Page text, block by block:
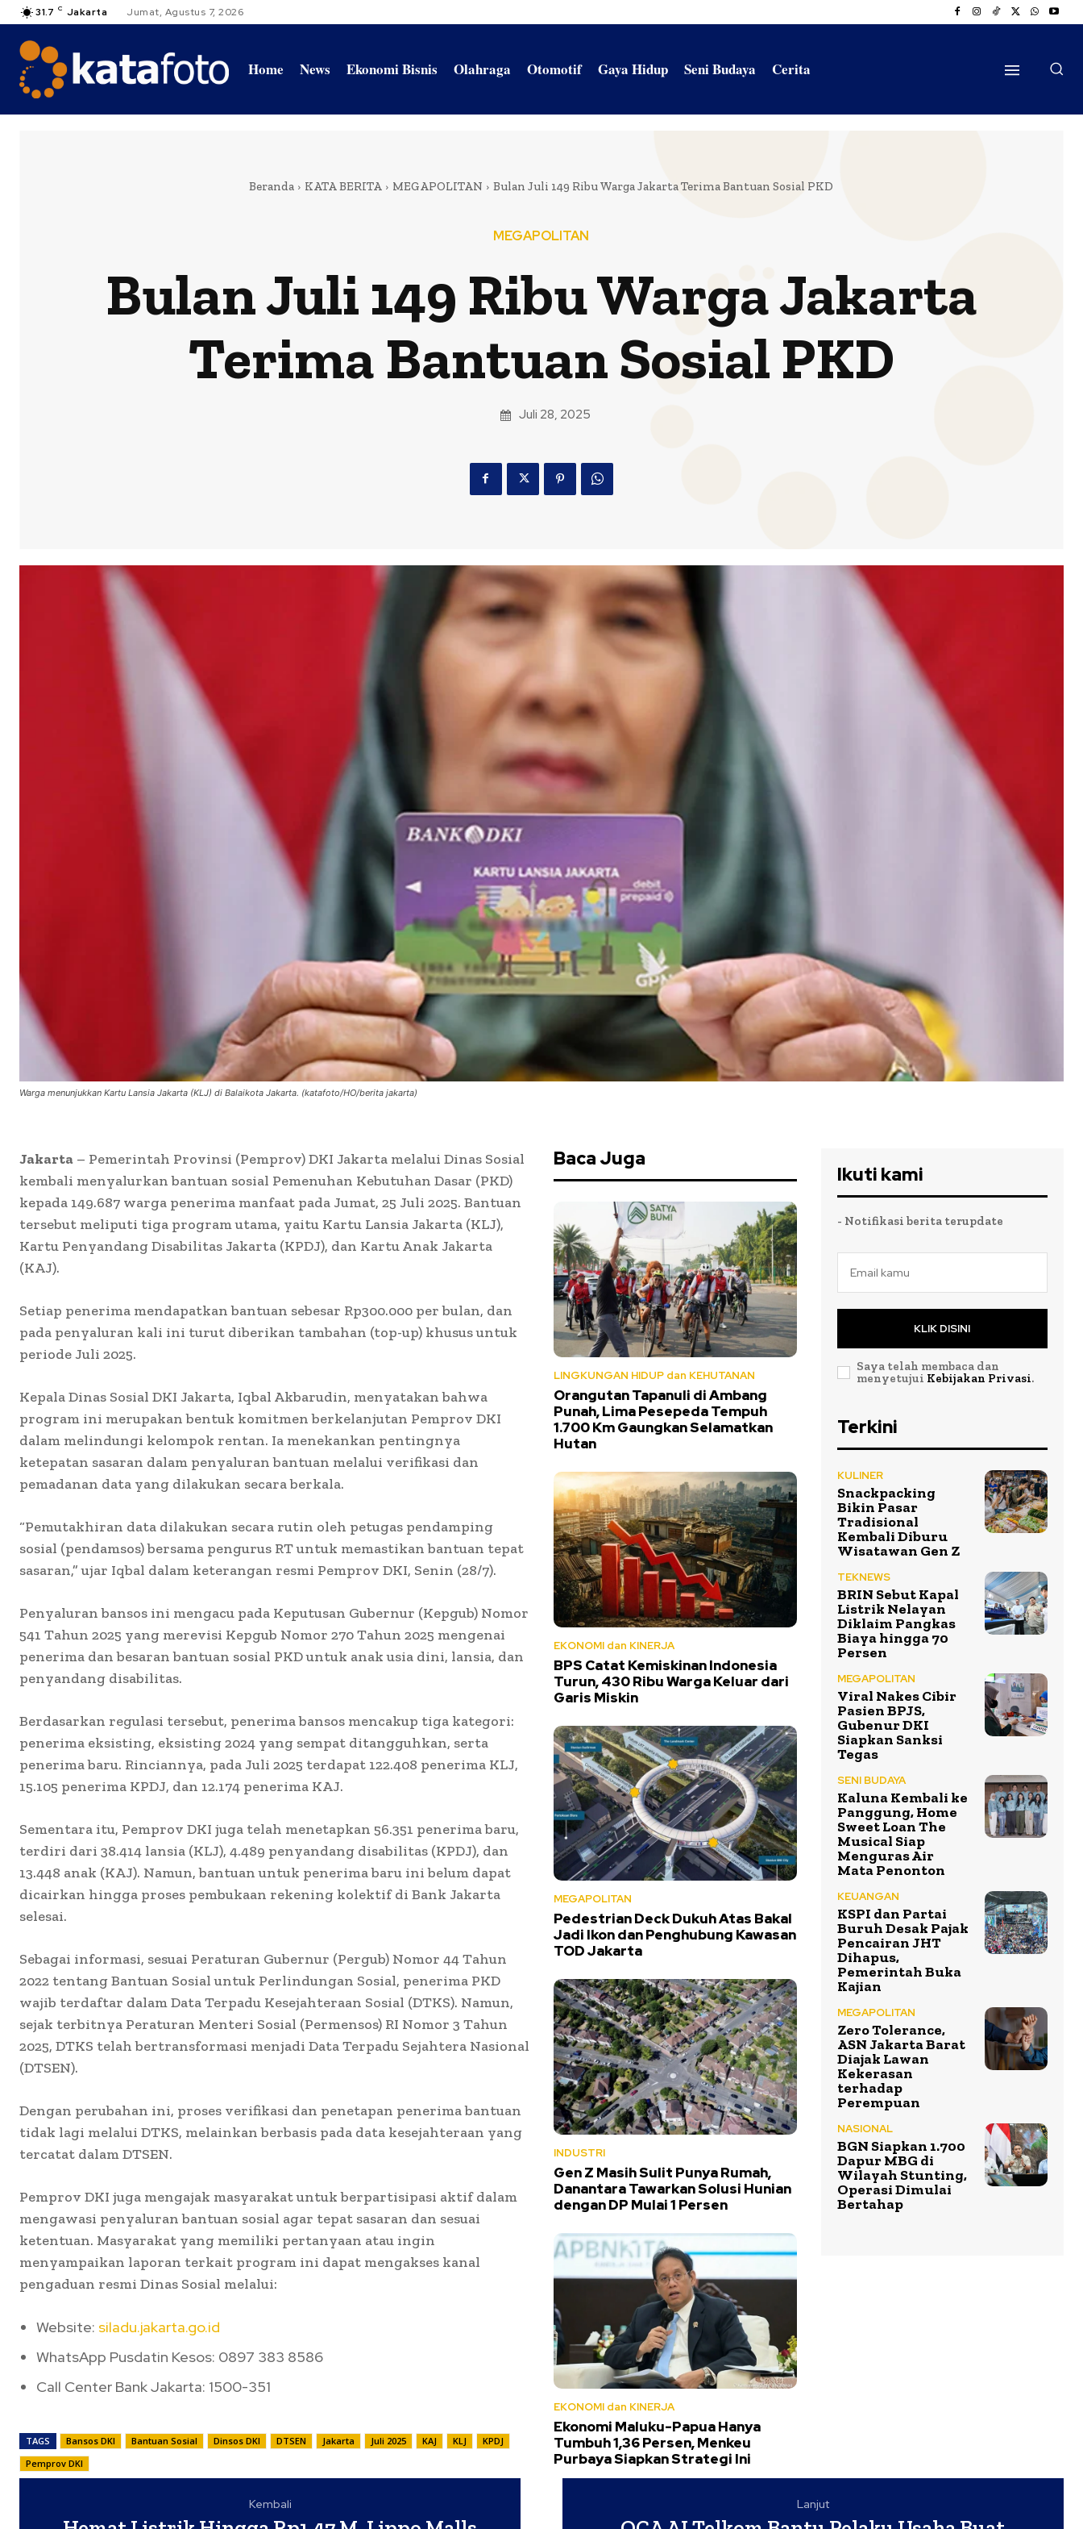
31.7 C Jakarta Jumat, Agustus 7, 2026
Home News Ekonomi Bisnis Olahraga Otomotif Gaya Hidup Seni Budaya Cerita
Beranda KATA BERITA MEGAPOLITAN Bulan Juli 149 Ribu Warga Jakarta Terima Bantuan Sosial PKD
MEGAPOLITAN
Bulan Juli 149 Ribu Warga Jakarta
Terima Bantuan Sosial PKD
Juli 28, 2025
Warga menunjukkan Kartu Lansia Jakarta (KLJ) di Balaikota Jakarta. (katafoto/HO/berita jakarta)
Jakarta – Pemerintah Provinsi (Pemprov) DKI Jakarta melalui Dinas Sosial
kembali menyalurkan bantuan sosial Pemenuhan Kebutuhan Dasar (PKD)
kepada 149.687 warga penerima manfaat pada Jumat, 25 Juli 2025. Bantuan
tersebut meliputi tiga program utama, yaitu Kartu Lansia Jakarta (KLJ),
Kartu Penyandang Disabilitas Jakarta (KPDJ), dan Kartu Anak Jakarta
(KAJ).
Setiap penerima mendapatkan bantuan sebesar Rp300.000 per bulan, dan
pada penyaluran kali ini turut diberikan tambahan (top-up) khusus untuk
periode Juli 2025.
Kepala Dinas Sosial DKI Jakarta, Iqbal Akbarudin, menyatakan bahwa
program ini merupakan bentuk komitmen berkelanjutan Pemprov DKI
dalam melindungi kelompok rentan. Ia menekankan pentingnya
ketepatan sasaran dalam penyaluran bantuan melalui verifikasi dan
pemadanan data yang dilakukan secara berkala.
“Pemutakhiran data dilakukan secara rutin oleh petugas pendamping
sosial (pendamsos) bersama pengurus RT untuk memastikan bantuan tepat
sasaran,” ujar Iqbal dalam keterangan resmi Pemprov DKI, Senin (28/7).
Penyaluran bansos ini mengacu pada Keputusan Gubernur (Kepgub) Nomor
541 Tahun 2025 yang merevisi Kepgub Nomor 270 Tahun 2025 mengenai
penerima dan besaran bantuan sosial PKD untuk anak usia dini, lansia, dan
penyandang disabilitas.
Berdasarkan regulasi tersebut, penerima bansos mencakup tiga kategori:
penerima eksisting, eksisting 2024 yang sempat ditangguhkan, serta
penerima baru. Rinciannya, pada Juli 2025 terdapat 122.408 penerima KLJ,
15.105 penerima KPDJ, dan 12.174 penerima KAJ.
Sementara itu, Pemprov DKI juga telah menetapkan 56.351 penerima baru,
terdiri dari 38.414 lansia (KLJ), 4.489 penyandang disabilitas (KPDJ), dan
13.448 anak (KAJ). Namun, bantuan untuk penerima baru ini belum dapat
dicairkan hingga proses pembukaan rekening kolektif di Bank Jakarta
selesai.
Sebagai informasi, sesuai Peraturan Gubernur (Pergub) Nomor 44 Tahun
2022 tentang Bantuan Sosial untuk Perlindungan Sosial, penerima PKD
wajib terdaftar dalam Data Terpadu Kesejahteraan Sosial (DTKS). Namun,
sejak terbitnya Peraturan Menteri Sosial (Permensos) RI Nomor 3 Tahun
2025, DTKS telah bertransformasi menjadi Data Terpadu Sejahtera Nasional
(DTSEN).
Dengan perubahan ini, proses verifikasi dan penetapan penerima bantuan
tidak lagi melalui DTKS, melainkan berbasis pada data kesejahteraan yang
tercatat dalam DTSEN.
Pemprov DKI juga mengajak masyarakat untuk berpartisipasi aktif dalam
mengawasi penyaluran bantuan sosial agar tepat sasaran dan sesuai
ketentuan. Masyarakat yang memiliki pertanyaan atau ingin
menyampaikan laporan terkait program ini dapat mengakses kanal
pengaduan resmi Dinas Sosial melalui:
Website: siladu.jakarta.go.id
WhatsApp Pusdatin Kesos: 0897 383 8586
Call Center Bank Jakarta: 1500-351
TAGS Bansos DKI Bantuan Sosial Dinsos DKI DTSEN Jakarta Juli 2025 KAJ KLJ
KPDJ
Pemprov DKI
Baca Juga
LINGKUNGAN HIDUP dan KEHUTANAN
Orangutan Tapanuli di Ambang
Punah, Lima Pesepeda Tempuh
1.700 Km Gaungkan Selamatkan
Hutan
EKONOMI dan KINERJA
BPS Catat Kemiskinan Indonesia
Turun, 430 Ribu Warga Keluar dari
Garis Miskin
MEGAPOLITAN
Pedestrian Deck Dukuh Atas Bakal
Jadi Ikon dan Penghubung Kawasan
TOD Jakarta
INDUSTRI
Gen Z Masih Sulit Punya Rumah,
Danantara Tawarkan Solusi Hunian
dengan DP Mulai 1 Persen
EKONOMI dan KINERJA
Ekonomi Maluku-Papua Hanya
Tumbuh 1,36 Persen, Menkeu
Purbaya Siapkan Strategi Ini
Ikuti kami
- Notifikasi berita terupdate
KLIK DISINI
Saya telah membaca dan
menyetujui Kebijakan Privasi.
Terkini
KULINER
Snackpacking
Bikin Pasar
Tradisional
Kembali Diburu
Wisatawan Gen Z
TEKNEWS
BRIN Sebut Kapal
Listrik Nelayan
Diklaim Pangkas
Biaya hingga 70
Persen
MEGAPOLITAN
Viral Nakes Cibir
Pasien BPJS,
Gubenur DKI
Siapkan Sanksi
Tegas
SENI BUDAYA
Kaluna Kembali ke
Panggung, Home
Sweet Loan The
Musical Siap
Menguras Air
Mata Penonton
KEUANGAN
KSPI dan Partai
Buruh Desak Pajak
Pencairan JHT
Dihapus,
Pemerintah Buka
Kajian
MEGAPOLITAN
Zero Tolerance,
ASN Jakarta Barat
Diajak Lawan
Kekerasan
terhadap
Perempuan
NASIONAL
BGN Siapkan 1.700
Dapur MBG di
Wilayah Stunting,
Operasi Dimulai
Bertahap
Kembali Lanjut